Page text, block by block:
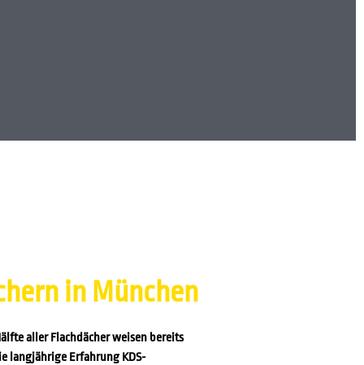
in München
aller Flachdächer weisen bereits
langjährige Erfahrung KDS-